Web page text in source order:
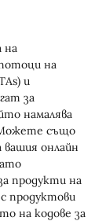
на
на
и
за
намалява
също
онлайн
продукти на
с продуктови
на кодове за